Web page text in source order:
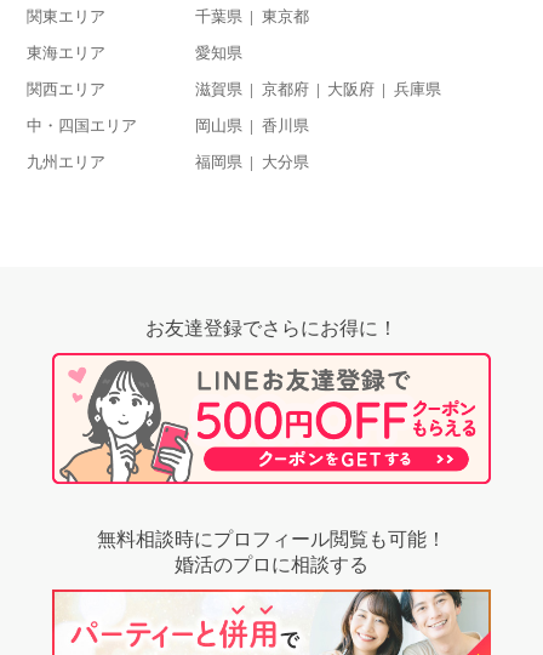
関東エリア 千葉県 東京都
東海エリア 愛知県
関西エリア 滋賀県 京都府 大阪府 兵庫県
中・四国エリア 岡山県 香川県
九州エリア 福岡県 大分県
お友達登録でさらにお得に！
無料相談時にプロフィール閲覧も可能！
婚活のプロに相談する